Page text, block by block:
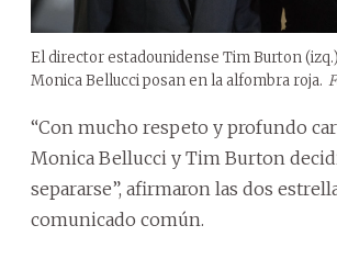
El director estadounidense Tim Burton
Monica Bellucci posan en la alfombra roja.
“Con mucho respeto y profundo
Monica Bellucci y Tim Burton
separarse”, afirmaron las dos
comunicado común.